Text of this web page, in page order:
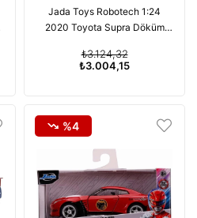
Jada Toys Robotech 1:24
2020 Toyota Supra Döküm
Figürü (Kutusu Hafif Hasarlı)
₺3.004,15
₺3.124,32
%4